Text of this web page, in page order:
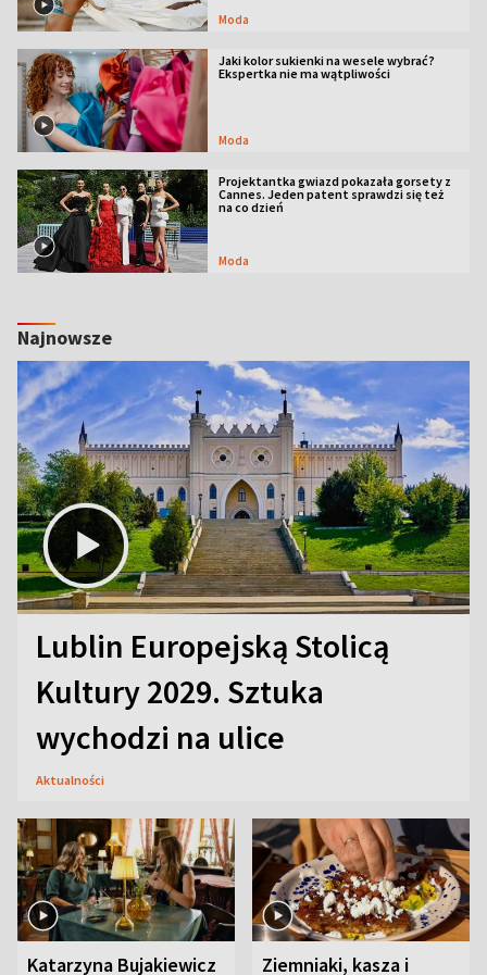
Moda
Jaki kolor sukienki na wesele wybrać?
Ekspertka nie ma wątpliwości
Moda
Projektantka gwiazd pokazała gorsety z
Cannes. Jeden patent sprawdzi się też
na co dzień
Moda
Najnowsze
Lublin Europejską Stolicą
Kultury 2029. Sztuka
wychodzi na ulice
Aktualności
Katarzyna Bujakiewicz Ziemniaki, kasza i